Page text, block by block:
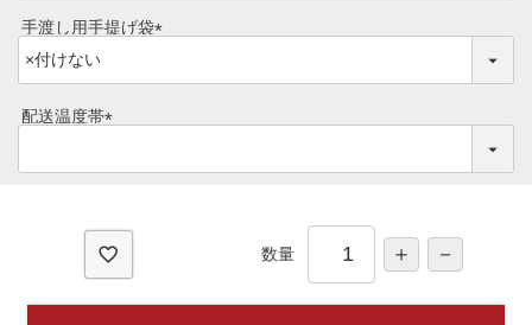
手渡し用手提げ袋
必
配送温度帯
必
数量